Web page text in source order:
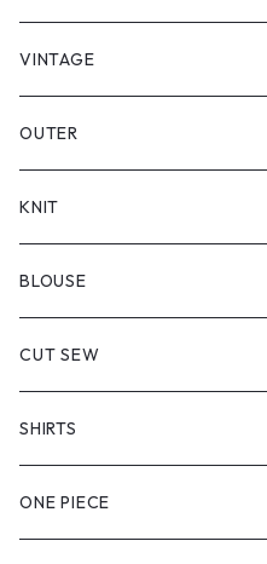
VINTAGE
OUTER
KNIT
BLOUSE
CUT SEW
SHIRTS
ONE PIECE